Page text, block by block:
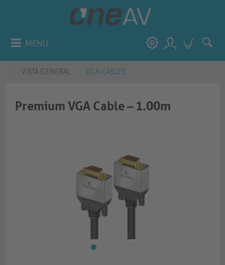
MENÚ
VISTA GENERAL VGA CABLES
Premium VGA Cable – 1.00m